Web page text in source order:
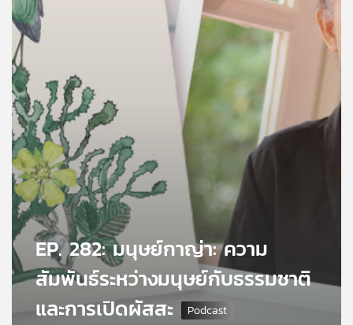
ข่าว
และ
กิจกรรม
เกี่ยว
กับ
เรา
เครือ
ข่าย
วิทยุ
ไทย
พี
บี
EP. 282: มนุษย์กาญ่า: ความ
สัมพันธ์ระหว่างมนุษย์กับธรรมชาติ
และการเปิดผัสสะ